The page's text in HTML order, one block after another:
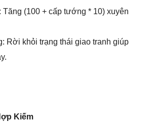
Tăng (100 + cấp tướng * 10) xuyên
Rời khỏi trạng thái giao tranh giúp
Kiếm